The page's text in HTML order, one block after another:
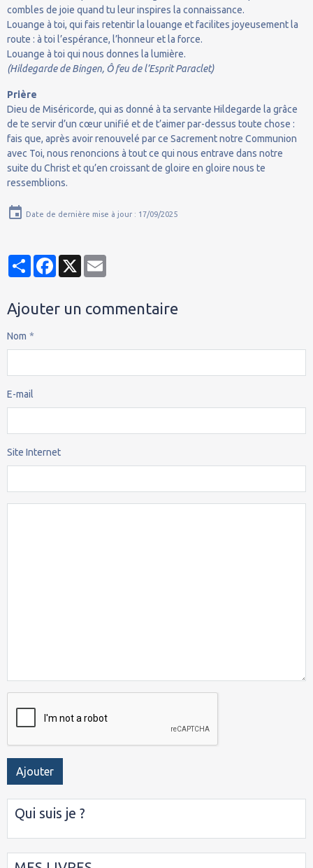
combles de joie quand tu leur inspires la connaissance.
Louange à toi, qui fais retentir la louange et facilites joyeusement la
route : à toi l’espérance, l’honneur et la force.
Louange à toi qui nous donnes la lumière.
(Hildegarde de Bingen, Ô feu de l’Esprit Paraclet)
Prière
Dieu de Miséricorde, qui as donné à ta servante Hildegarde la grâce
de te servir d’un cœur unifié et de t’aimer par-dessus toute chose :
fais que, après avoir renouvelé par ce Sacrement notre Communion
avec Toi, nous renoncions à tout ce qui nous entrave dans notre
suite du Christ et qu’en croissant de gloire en gloire nous te
ressemblions.
Date de dernière mise à jour : 17/09/2025
PartagerFacebook
X
Ajouter un commentaire
Nom
E-mail
Site Internet
Ajouter
Qui suis je ?